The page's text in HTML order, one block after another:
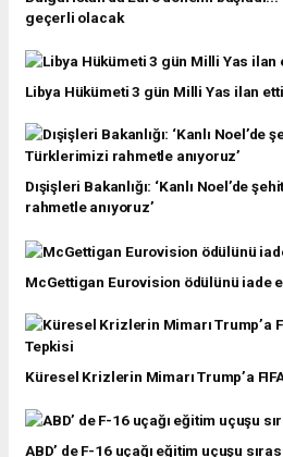
geçerli olacak
Libya Hükümeti 3 gün Milli Yas ilan etti
Dışişleri Bakanlığı: ‘Kanlı Noel’de
rahmetle anıyoruz’
McGettigan Eurovision ödülünü iade
Küresel Krizlerin Mimarı Trump’a
ABD’ de F-16 uçağı eğitim uçuşu